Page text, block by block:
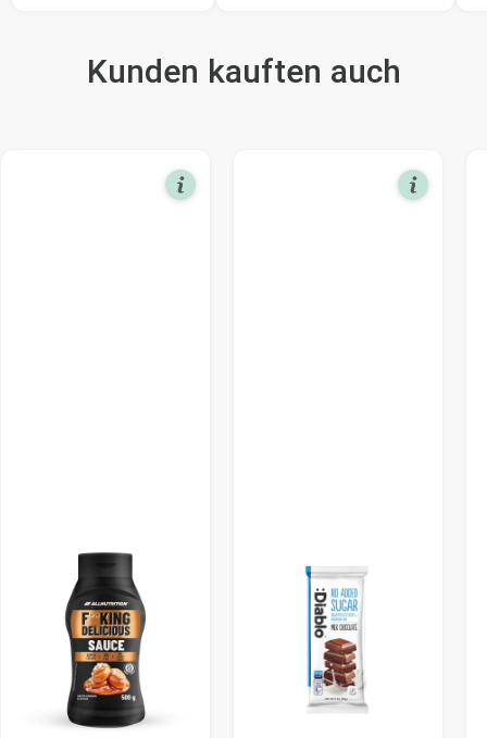
Kunden kauften auch